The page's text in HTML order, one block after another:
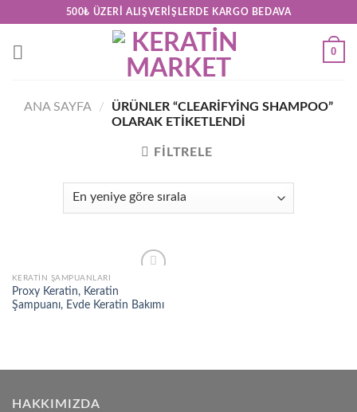
content
500₺ ÜZERI ALIŞVERIŞLERDE KARGO BEDAVA
0
ANA SAYFA /
ÜRÜNLER “CLEARIFYING SHAMPOO”
OLARAK ETIKETLENDI
FILTRELE
KERATIN ŞAMPUANLARI
Proxy Keratin, Keratin
Şampuanı, Evde Keratin Bakımı
HAKKIMIZDA